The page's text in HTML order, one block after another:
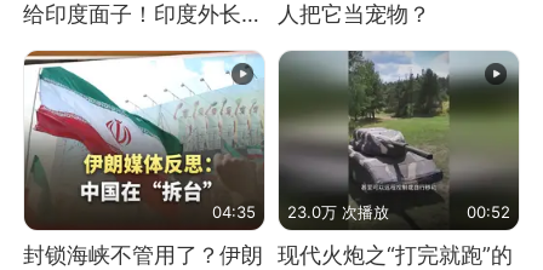
给印度面子！印度外长：
低估印度潜力
人把它当宠物？
04:35
封锁海峡不管用了？伊朗
23.0万 次播放 00:52
现代火炮之“打完就跑”的